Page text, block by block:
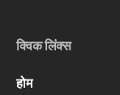
क्विक लिंक्स
होम